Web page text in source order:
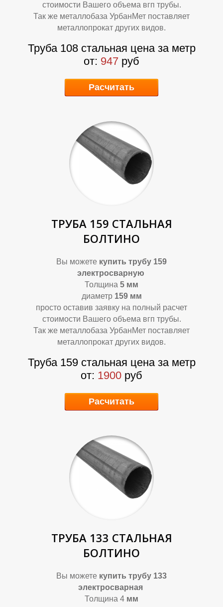
А
В
стоимости Вашего объема вгп трубы.
Так же металлобаза УрбанМет поставляет
металлопрокат других видов.
Труба 108 стальная цена за метр
от: 947 руб
Расчитать
ТРУБА 159 СТАЛЬНАЯ
БОЛТИНО
Вы можете купить трубу 159
электросварную
Толщина 5 мм
диаметр 159 мм
просто оставив заявку на полный расчет
стоимости Вашего объема вгп трубы.
Так же металлобаза УрбанМет поставляет
металлопрокат других видов.
Труба 159 стальная цена за метр
от: 1900 руб
Расчитать
ТРУБА 133 СТАЛЬНАЯ
БОЛТИНО
Вы можете купить трубу 133
электросварная
Толщина 4 мм
Т
А